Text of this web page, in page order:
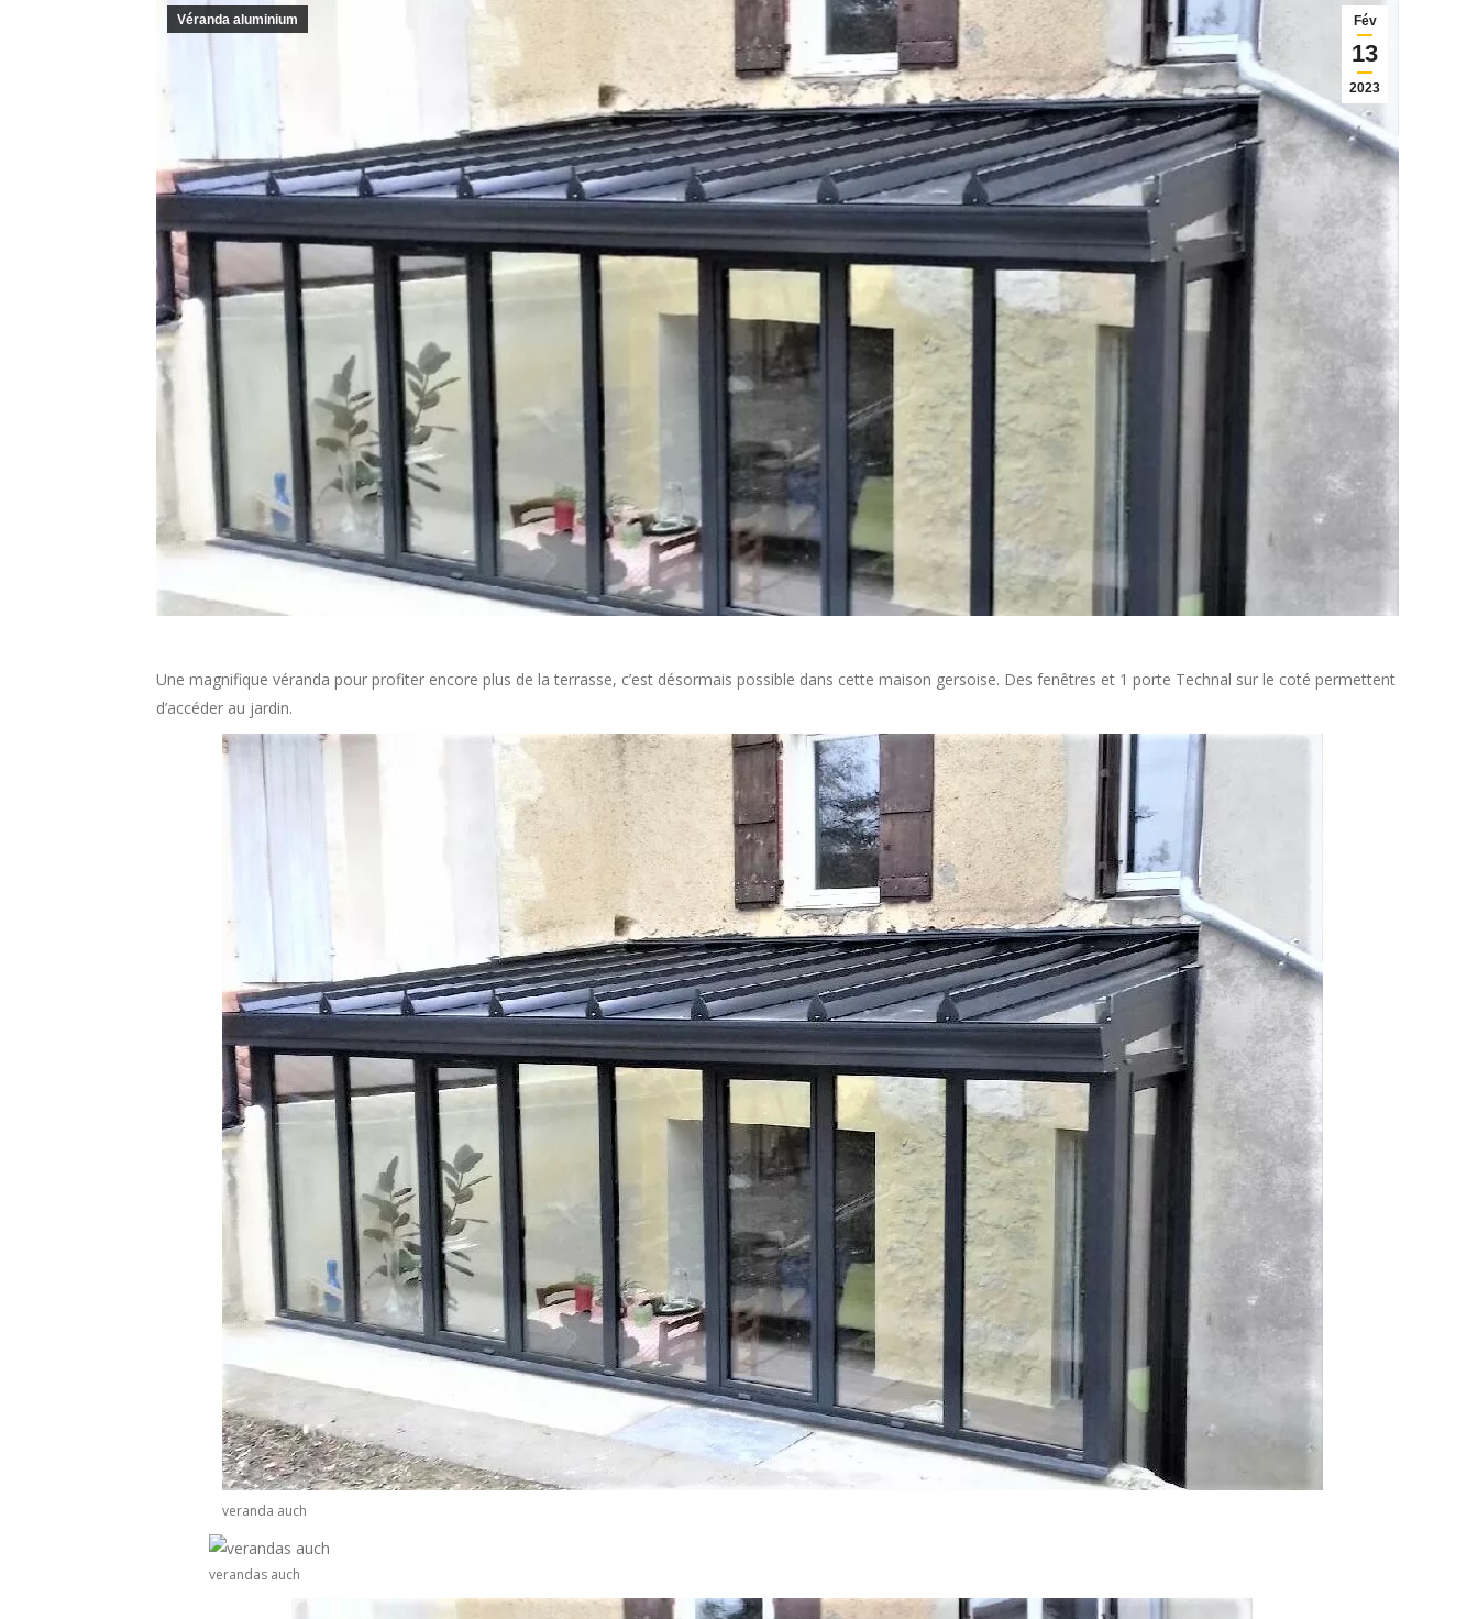
Fév
13
2023
Véranda aluminium
Une magnifique véranda pour profiter encore plus de la terrasse, c’est désormais possible dans cette maison gersoise. Des fenêtres et 1 porte Technal sur le coté permettent
d’accéder au jardin.
veranda auch
verandas auch